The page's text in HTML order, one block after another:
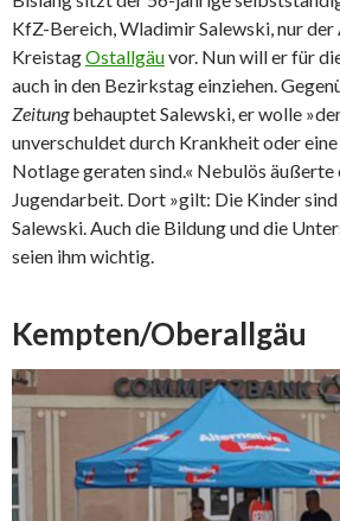
KfZ-Bereich, Wladimir Salewski, nur
KreistagOstallgäuvor. Nun will er für
auch in den Bezirkstag einziehen.
Zeitungbehauptet Salewski, er wolle
unverschuldet durch Krankheit oder
Notlage geraten sind.« Nebulös äußerte
Jugendarbeit. Dort »gilt: Die Kinder sind
Salewski. Auch die Bildung und die
seien ihm wichtig.
Kempten/Oberallgäu